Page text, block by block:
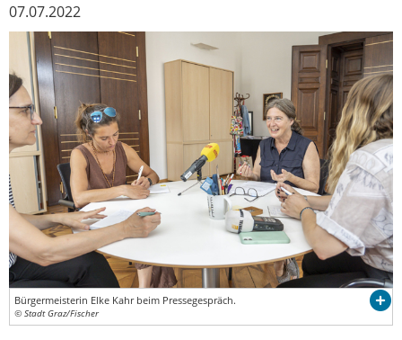
07.07.2022
Bürgermeisterin Elke Kahr beim Pressegespräch.
© Stadt Graz/Fischer